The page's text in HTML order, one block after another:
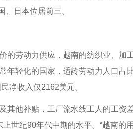
日本位居前三。
劳动力供应，越南的纺织业、加
年轻化的国家，适龄劳动力人口占
净收入仅2162美元。
他补贴，工厂流水线工人的工资
世纪90年代中期的水平。“越南的